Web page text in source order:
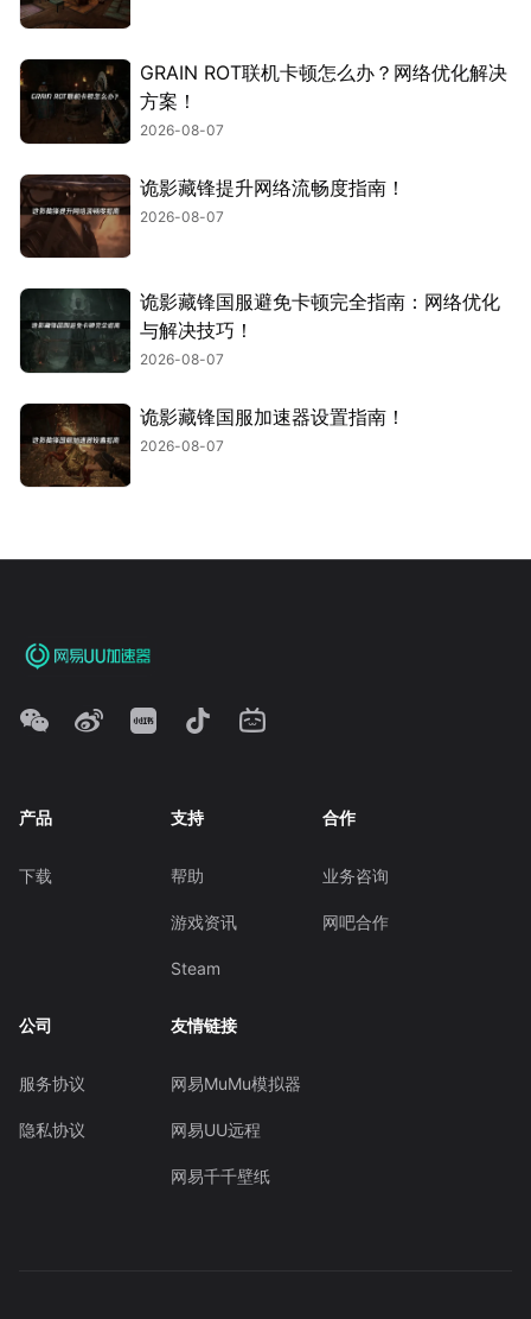
GRAIN ROT联机卡顿怎么办？网络优化解决
方案！
2026-08-07
诡影藏锋提升网络流畅度指南！
2026-08-07
诡影藏锋国服避免卡顿完全指南：网络优化
与解决技巧！
2026-08-07
诡影藏锋国服加速器设置指南！
2026-08-07
产品
下载
支持
帮助
游戏资讯
Steam
合作
业务咨询
网吧合作
公司
服务协议
隐私协议
友情链接
网易MuMu模拟器
网易UU远程
网易千千壁纸